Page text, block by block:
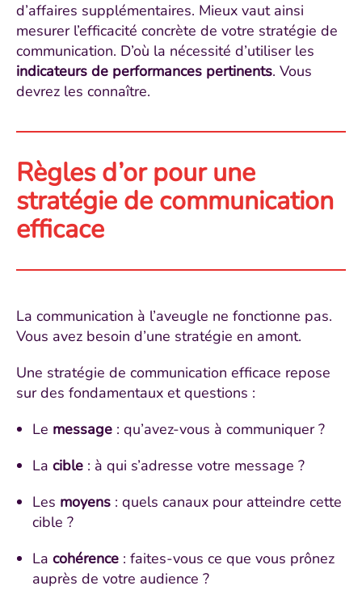
d’affaires supplémentaires. Mieux vaut ainsi
mesurer l’efficacité concrète de votre stratégie de
communication. D’où la nécessité d’utiliser les
indicateurs de performances pertinents. Vous
devrez les connaître.
Règles d’or pour une
stratégie de communication
efficace
La communication à l’aveugle ne fonctionne pas.
Vous avez besoin d’une stratégie en amont.
Une stratégie de communication efficace repose
sur des fondamentaux et questions :
Le message : qu’avez-vous à communiquer ?
La cible : à qui s’adresse votre message ?
Les moyens : quels canaux pour atteindre cette
cible ?
La cohérence : faites-vous ce que vous prônez
auprès de votre audience ?